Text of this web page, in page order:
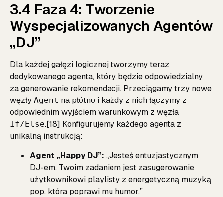
3.4 Faza 4: Tworzenie
Wyspecjalizowanych Agentów
„DJ”
Dla każdej gałęzi logicznej tworzymy teraz
dedykowanego agenta, który będzie odpowiedzialny
za generowanie rekomendacji. Przeciągamy trzy nowe
węzły Agent na płótno i każdy z nich łączymy z
odpowiednim wyjściem warunkowym z węzła
If/Else.[18] Konfigurujemy każdego agenta z
unikalną instrukcją:
Agent „Happy DJ”: „Jesteś entuzjastycznym
DJ-em. Twoim zadaniem jest zasugerowanie
użytkownikowi playlisty z energetyczną muzyką
pop, która poprawi mu humor.”